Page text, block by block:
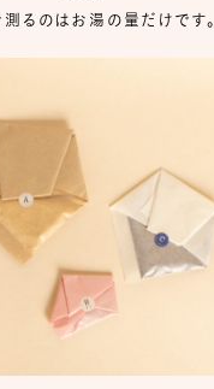
るのはお湯の量だけです。